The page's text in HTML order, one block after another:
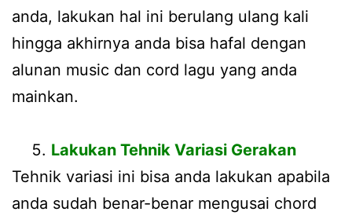
anda, lakukan hal ini berulang ulang kali
hingga akhirnya anda bisa hafal dengan
alunan music dan cord lagu yang anda
mainkan.
Lakukan Tehnik Variasi Gerakan
Tehnik variasi ini bisa anda lakukan apabila
anda sudah benar-benar mengusai chord